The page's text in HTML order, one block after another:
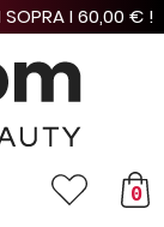
SOPRA I 60,00 € !
0